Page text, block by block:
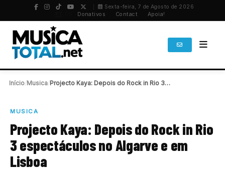
Sexta-feira, 7 de Agosto de 2026
Donativos Contact Apoia!
Início Musica Projecto Kaya: Depois do Rock in Rio 3…
MUSICA
Projecto Kaya: Depois do Rock in Rio
3 espectáculos no Algarve e em
Lisboa